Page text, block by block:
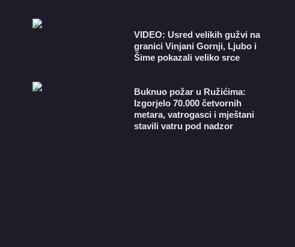
VIDEO: Usred velikih gužvi na
granici Vinjani Gornji, Ljubo i
Šime pokazali veliko srce
Buknuo požar u Ružićima:
Izgorjelo 70.000 četvornih
metara, vatrogasci i mještani
stavili vatru pod nadzor